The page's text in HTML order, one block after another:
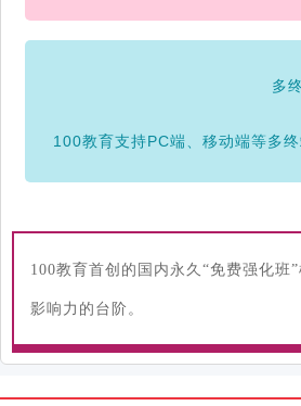
多
100教育支持PC端、移动端等多
100教育首创的国内永久“免费强化
影响力的台阶。